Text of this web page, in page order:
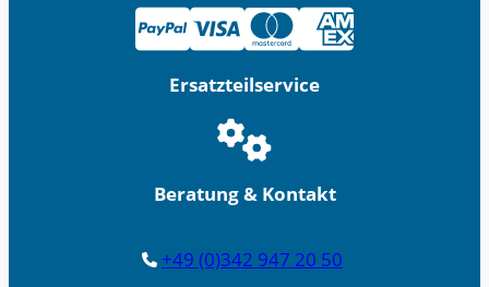
Ersatzteilservice
Beratung & Kontakt
+49 (0)342 947 20 50